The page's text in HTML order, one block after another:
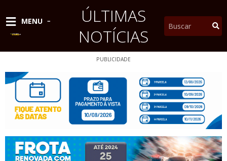
conteúdo
MENU
ÚLTIMAS
NOTÍCIAS
Pesquisar
PUBLICIDADE